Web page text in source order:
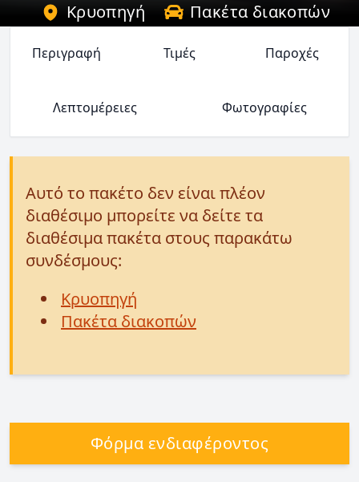
Κρυοπηγή Πακέτα διακοπών
Περιγραφή Τιμές Παροχές
Λεπτομέρειες Φωτογραφίες
Αυτό το πακέτο δεν είναι πλέον
διαθέσιμο μπορείτε να δείτε τα
διαθέσιμα πακέτα στους παρακάτω
συνδέσμους:
Κρυοπηγή
Πακέτα διακοπών
Φόρμα ενδιαφέροντος